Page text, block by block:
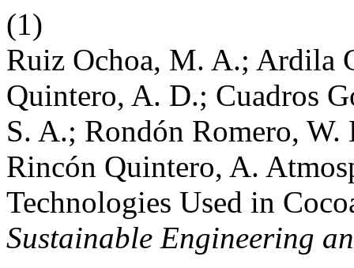
(1)
Ruiz Ochoa, M. A.; Ardila
Quintero, A. D.; Cuadros
S. A.; Rondón Romero,
Rincón Quintero, A.
Technologies Used in
Sustainable Engineering